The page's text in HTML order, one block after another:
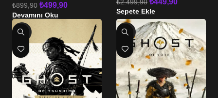
₺899,90 ₺499,90
Devamını Oku
₺2.499,90
Sepete Ekle
-65% -38%